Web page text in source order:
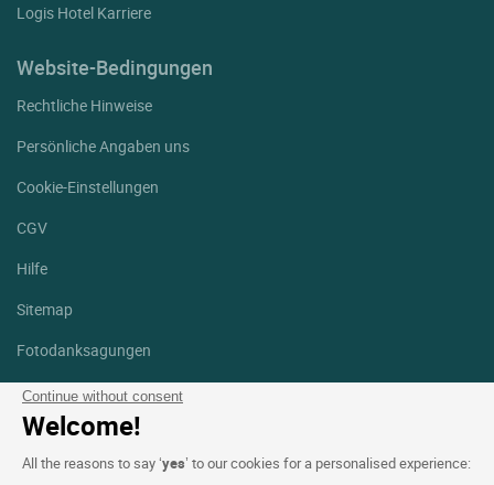
Continue without consent
Welcome!
All the reasons to say ‘yes’ to our cookies for a personalised experience:
Logis Hotel Karriere
Website-Bedingungen
Rechtliche Hinweise
Persönliche Angaben uns
Cookie-Einstellungen
CGV
Hilfe
Sitemap
Fotodanksagungen
Folgen Sie uns
Facebook
Linkedin